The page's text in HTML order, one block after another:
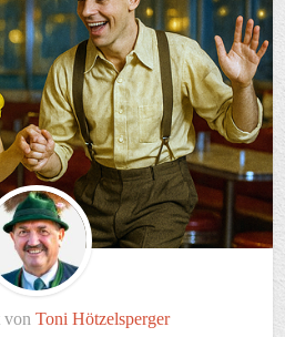
von Toni Hötzelsperger